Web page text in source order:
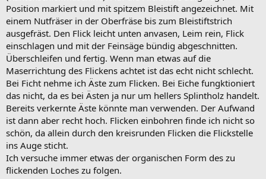
Position markiert und mit spitzem Bleistift angezeichnet. Mit
einem Nutfräser in der Oberfräse bis zum Bleistiftstrich
ausgefräst. Den Flick leicht unten anvasen, Leim rein, Flick
einschlagen und mit der Feinsäge bündig abgeschnitten.
Überschleifen und fertig. Wenn man etwas auf die
Maserrichtung des Flickens achtet ist das echt nicht schlecht.
Bei Ficht nehme ich Äste zum Flicken. Bei Eiche fungktioniert
das nicht, da es bei Ästen ja nur um hellers Splintholz handelt.
Bereits verkernte Äste könnte man verwenden. Der Aufwand
ist dann aber recht hoch. Flicken einbohren finde ich nicht so
schön, da allein durch den kreisrunden Flicken die Flickstelle
ins Auge sticht.
Ich versuche immer etwas der organischen Form des zu
flickenden Loches zu folgen.